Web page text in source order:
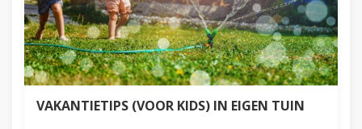
VAKANTIETIPS (VOOR KIDS) IN EIGEN TUIN